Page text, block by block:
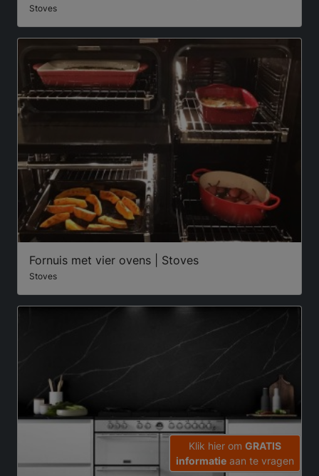
Stoves
Fornuis met vier ovens | Stoves
Stoves
Klik hier om GRATIS
informatie aan te vragen